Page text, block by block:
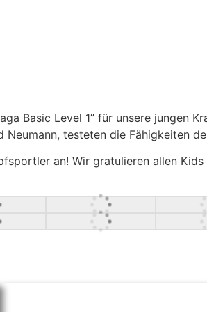
Basic Level 1” für unsere jungen
testeten die Fähigkeiten
an! Wir gratulieren allen